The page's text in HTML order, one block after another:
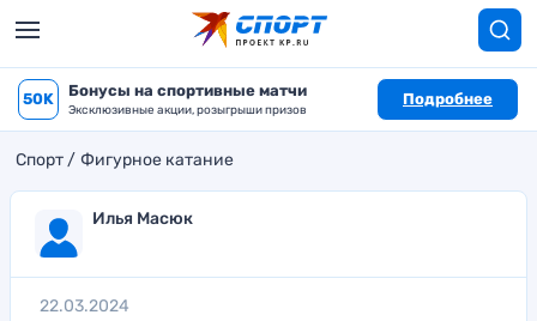
50K Бонусы на спортивные матчи
Эксклюзивные акции, розыгрыши призов
Подробнее
Спорт Фигурное катание
Илья Масюк
22.03.2024